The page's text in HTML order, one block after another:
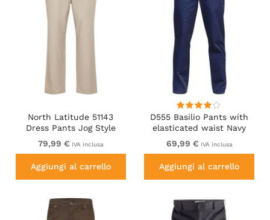
North Latitude 51143
Dress Pants Jog Style
Beige
79,99 € IVA inclusa
Aggiungi al carrello
D555 Basilio Pants with
elasticated waist Navy
69,99 € IVA inclusa
Aggiungi al carrello